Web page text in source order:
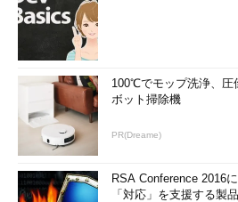
100℃でモップ洗浄、
ボット掃除機
PR(Dreame)
RSA Conference 2016
「対応」を支援する製